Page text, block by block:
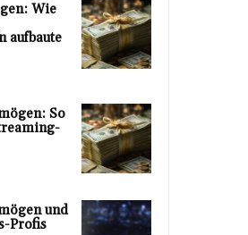
Wie
aufbaute
So
und
Profis